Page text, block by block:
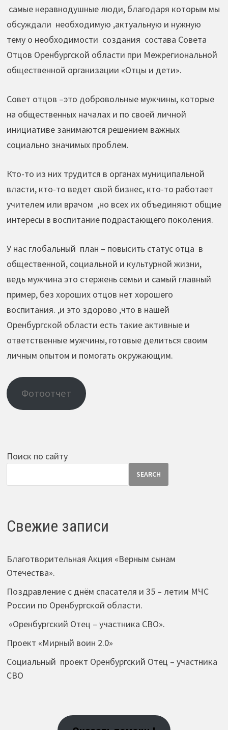
самые неравнодушные люди, благодаря которым мы
обсуждали необходимую ,актуальную и нужную
тему о необходимости создания состава Совета
Отцов Оренбургской области при Межрегиональной
общественной организации «Отцы и дети».
Совет отцов –это добровольные мужчины, которые
на общественных началах и по своей личной
инициативе занимаются решением важных
социально значимых проблем.
Кто-то из них трудится в органах муниципальной
власти, кто-то ведет свой бизнес, кто-то работает
учителем или врачом ,но всех их объединяют общие
интересы в воспитание подрастающего поколения.
У нас глобальный план – повысить статус отца в
общественной, социальной и культурной жизни,
ведь мужчина это стержень семьи и самый главный
пример, без хороших отцов нет хорошего
воспитания. ,и это здорово ,что в нашей
Оренбургской области есть такие активные и
ответственные мужчины, готовые делиться своим
личным опытом и помогать окружающим.
Фотоотчет
Поиск по сайту
SEARCH
Свежие записи
Благотворительная Акция «Верным сынам
Отечества».
Поздравление с днём спасателя и 35 – летим МЧС
России по Оренбургской области.
«Оренбургский Отец – участника СВО».
Проект «Мирный воин 2.0»
Социальный проект Оренбургский Отец – участника
СВО